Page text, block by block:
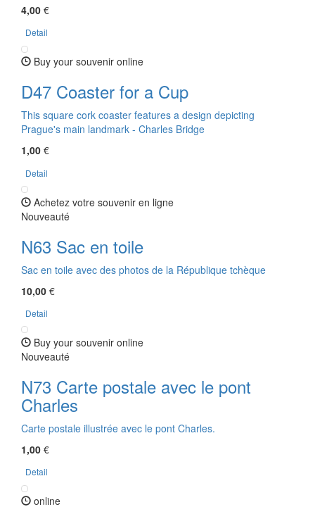
4,00 €
Detail
Buy your souvenir online
D47 Coaster for a Cup
This square cork coaster features a design depicting
Prague's main landmark - Charles Bridge
1,00 €
Detail
Achetez votre souvenir en ligne
Nouveauté
N63 Sac en toile
Sac en toile avec des photos de la République tchèque
10,00 €
Detail
Buy your souvenir online
Nouveauté
N73 Carte postale avec le pont
Charles
Carte postale illustrée avec le pont Charles.
1,00 €
Detail
online